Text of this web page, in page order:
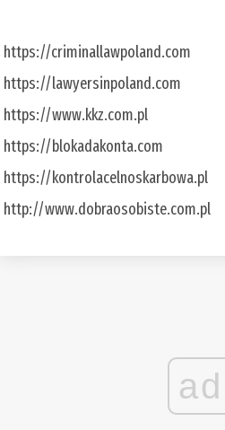
https://criminallawpoland.com
https://lawyersinpoland.com
https://www.kkz.com.pl
https://blokadakonta.com
https://kontrolacelnoskarbowa.pl
http://www.dobraosobiste.com.pl
ad